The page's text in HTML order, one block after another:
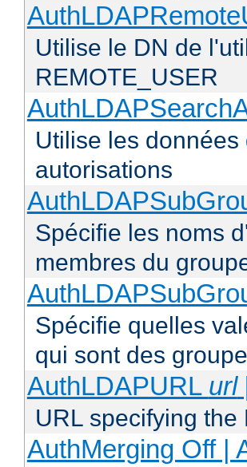
Utilise le DN de
REMOTE_USER
Utilise les
autorisations
Spécifie les noms
membres du
Spécifie quelles
qui sont des
AuthLDAPURL url
URL specifying
AuthMerging Off |